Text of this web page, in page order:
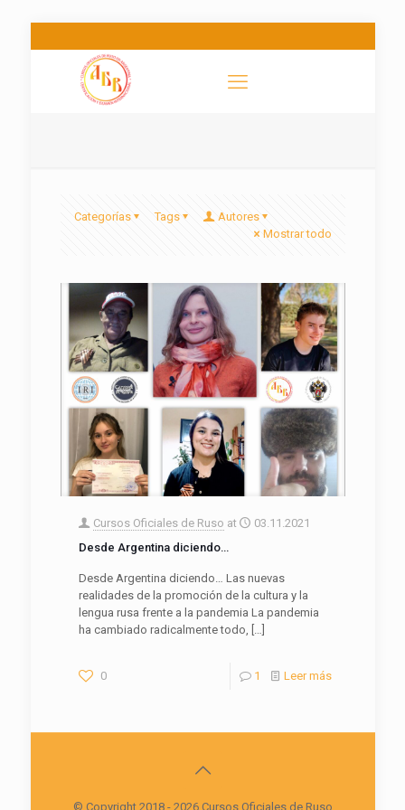
Categorías Tags
Autores
Mostrar todo
Cursos Oficiales de Ruso at
03.11.2021
Desde Argentina diciendo…
Desde Argentina diciendo… Las nuevas
realidades de la promoción de la cultura y la
lengua rusa frente a la pandemia La pandemia
ha cambiado radicalmente todo, […]
0 1 Leer más
© Copyright 2018 - 2026 Cursos Oficiales de Ruso